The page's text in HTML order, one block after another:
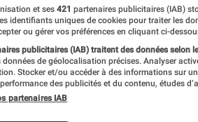
Tests
et ses 421 partenaires publicitaires (IAB)
identifiants uniques de cookies pour traiter les
ou gérer vos préférences en cliquant ci-
publicitaires (IAB) traitent des données selon
données de géolocalisation précises. Analyser
Stocker et/ou accéder à des informations sur
des publicités et du contenu, études
partenaires IAB